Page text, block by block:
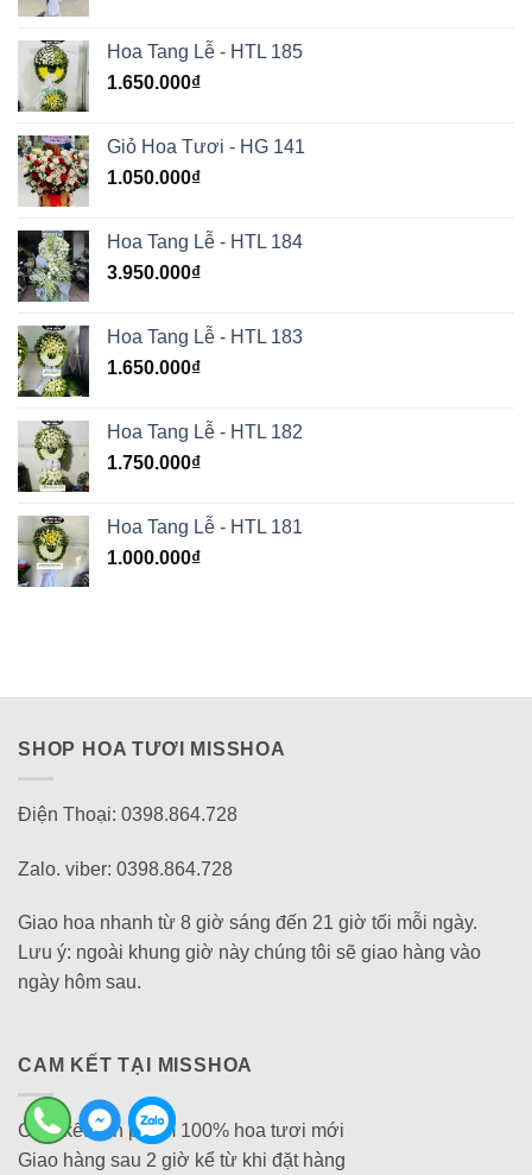
Hoa Tang Lễ - HTL 185
1.650.000₫
Giỏ Hoa Tươi - HG 141
1.050.000₫
Hoa Tang Lễ - HTL 184
3.950.000₫
Hoa Tang Lễ - HTL 183
1.650.000₫
Hoa Tang Lễ - HTL 182
1.750.000₫
Hoa Tang Lễ - HTL 181
1.000.000₫
SHOP HOA TƯƠI MISSHOA
Điện Thoại: 0398.864.728
Zalo. viber: 0398.864.728
Giao hoa nhanh từ 8 giờ sáng đến 21 giờ tối mỗi ngày.
Lưu ý: ngoài khung giờ này chúng tôi sẽ giao hàng vào
ngày hôm sau.
CAM KẾT TẠI MISSHOA
Cam kết sản phẩm 100% hoa tươi mới
Giao hàng sau 2 giờ kể từ khi đặt hàng